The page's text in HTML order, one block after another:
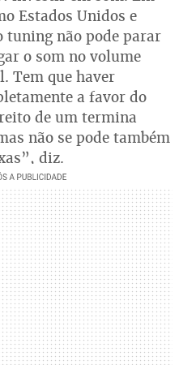
Estados Unidos e
tuning não pode parar
o som no volume
Tem que haver
a favor do
de um termina
não se pode também
diz.